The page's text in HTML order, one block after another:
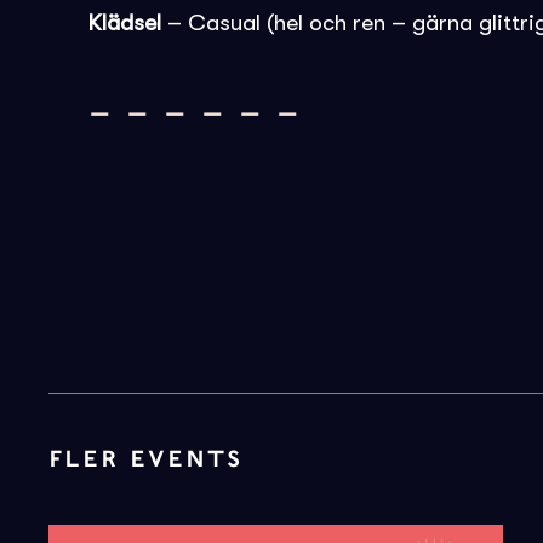
Klädsel – Casual (hel och ren – gärna
– – – – – –
FLER EVENTS